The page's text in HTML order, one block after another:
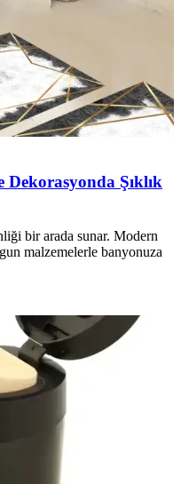
Dekorasyonda Şıklık
bir arada sunar. Modern
malzemelerle banyonuza